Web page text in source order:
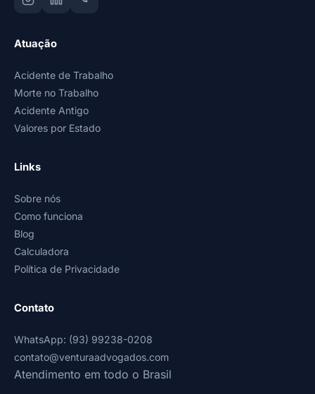
Atuação
Acidente de Trabalho
Morte no Trabalho
Acidente Antigo
Valores por Estado
Links
Sobre nós
Como funciona
Blog
Calculadora
Política de Privacidade
Contato
WhatsApp: (93) 99238-0208
contato@venturaadvogados.com
Atendimento em todo o Brasil